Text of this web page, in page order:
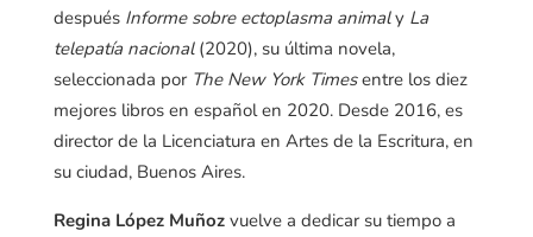
después Informe sobre ectoplasma animaly La
telepatía nacional(2020), su última novela,
seleccionada por The New York Timesentre los diez
mejores libros en español en 2020. Desde 2016, es
director de la Licenciatura en Artes de la Escritura, en
su ciudad, Buenos Aires.
Regina López Muñoz vuelve a dedicar su tiempo a